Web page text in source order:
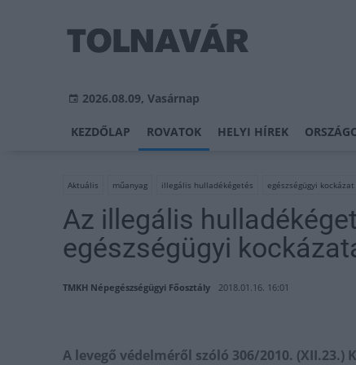
2026.08.09, Vasárnap
KEZDŐLAP ROVATOK HELYI HÍREK
Aktuális műanyag illegális hulladékégetés egészségügyi kockázat
Az illegális
egészségügyi
TMKH Népegészségügyi Főosztály 2018.01.16. 16:01
A levegő védelméről szóló 306/2010.